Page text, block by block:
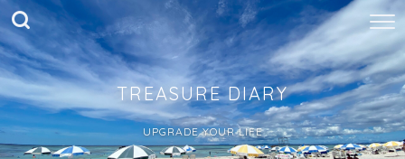
TREASURE DIARY
UPGRADE YOUR LIFE